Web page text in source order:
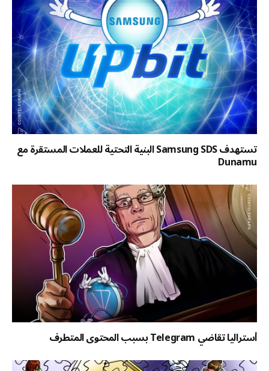
تستهدف Samsung SDS البنية التحتية للعملات المستقرة مع
Dunamu
أستراليا تقاضي Telegram بسبب المحتوى المتطرف